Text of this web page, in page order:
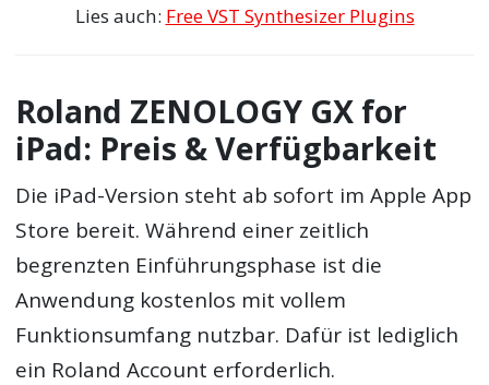
Lies auch: Free VST Synthesizer Plugins
Roland ZENOLOGY GX for
iPad: Preis & Verfügbarkeit
Die iPad-Version steht ab sofort im Apple App
Store bereit. Während einer zeitlich
begrenzten Einführungsphase ist die
Anwendung kostenlos mit vollem
Funktionsumfang nutzbar. Dafür ist lediglich
ein Roland Account erforderlich.